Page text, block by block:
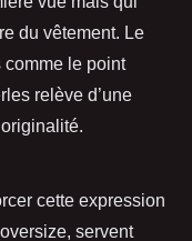
du vêtement. Le
comme le point
relève d’une
cette expression
servent